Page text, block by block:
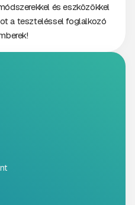
és eszközökkel
a teszteléssel foglalkozó